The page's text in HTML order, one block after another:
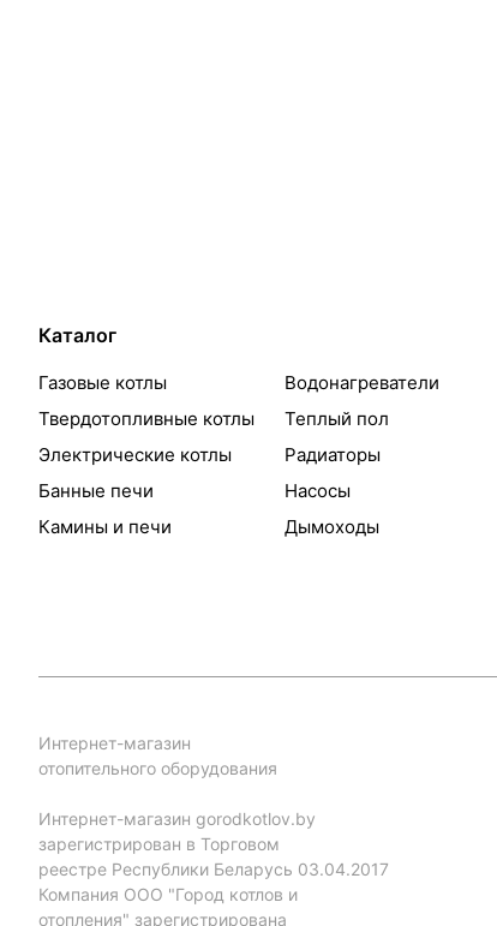
Каталог
Газовые котлы
Твердотопливные котлы
Электрические котлы
Банные печи
Камины и печи
Водонагреватели
Теплый пол
Радиаторы
Насосы
Дымоходы
Интернет-магазин
отопительного оборудования
Интернет-магазин gorodkotlov.by
зарегистрирован в Торговом
реестре Республики Беларусь 03.04.2017
Компания ООО "Город котлов и
отопления" зарегистрирована